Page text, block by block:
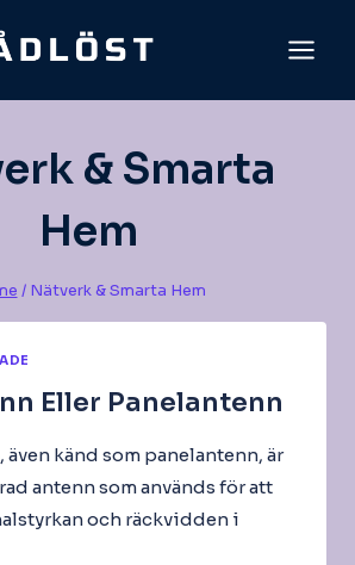
& Smarta
Hem
/ Nätverk & Smarta Hem
Eller Panelantenn
även känd som panelantenn, är
antenn som används för att
och räckvidden i